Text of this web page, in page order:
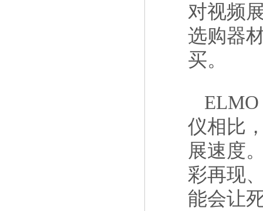
对视频
选购器
买。
仪相比
展速度
彩再现
能会让